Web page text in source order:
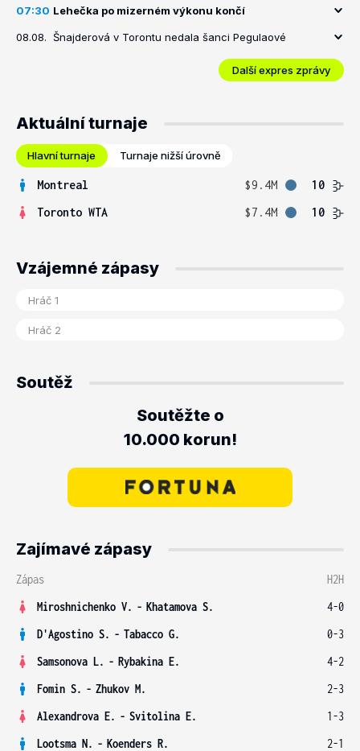
07:30 Lehečka po mizerném výkonu končí
08.08. Šnajderová v Torontu nedala šanci Pegulaové
Další expres zprávy
Aktuální turnaje
Hlavní turnaje Turnaje nižší úrovně
Montreal $9.4M
10
Toronto WTA
$7.4M 10
Vzájemné zápasy
Soutěž
Soutěžte o
10.000 korun!
Zajímavé zápasy
Zápas
H2H
Miroshnichenko V. - Khatamova S.
4-0
D'Agostino S. - Tabacco G.
0-3
Samsonova L. - Rybakina E.
4-2
Fomin S. - Zhukov M.
2-3
Alexandrova E. - Svitolina E.
1-3
Lootsma N. - Koenders R. 2-1